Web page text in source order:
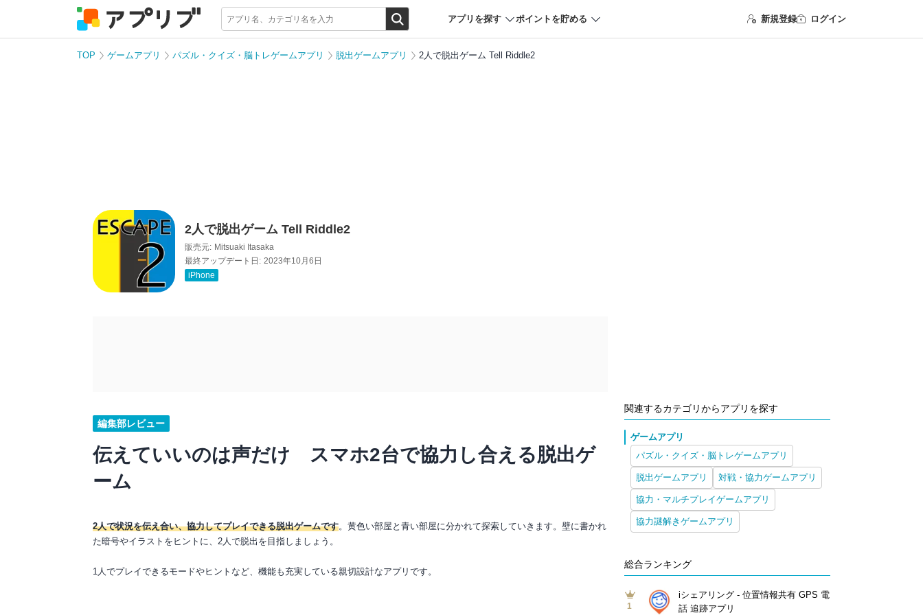
アプリを探す ポイントを貯める 新規登録 ログイン
TOP ゲームアプリ パズル・クイズ・脳トレゲームアプリ 脱出ゲームアプリ 2人で脱出ゲーム Tell Riddle2
2人で脱出ゲーム Tell Riddle2
販売元: Mitsuaki Itasaka
最終アップデート日: 2023年10月6日
iPhone
編集部レビュー
伝えていいのは声だけ スマホ2台で協力し合える脱出ゲ
ーム
2人で状況を伝え合い、協力してプレイできる脱出ゲームです。黄色い部屋と青い部屋に分かれて探索していきます。壁に書かれ
た暗号やイラストをヒントに、2人で脱出を目指しましょう。
1人でプレイできるモードやヒントなど、機能も充実している親切設計なアプリです。
関連するカテゴリからアプリを探す
ゲームアプリ
パズル・クイズ・脳トレゲームアプリ
脱出ゲームアプリ 対戦・協力ゲームアプリ
協力・マルチプレイゲームアプリ
協力謎解きゲームアプリ
総合ランキング
1
iシェアリング - 位置情報共有 GPS 電
話 追跡アプリ